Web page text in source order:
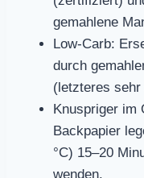
gemahlene
Low-Carb:
durch
(letzteres
Knuspriger im
Backpapier
°C) 15–20
wenden.